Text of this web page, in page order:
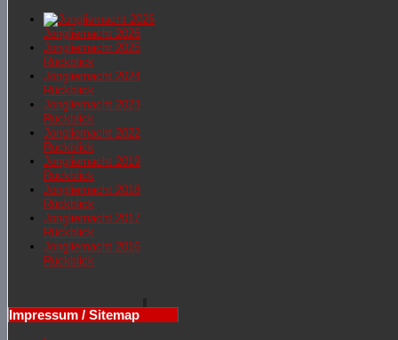
Jongliernacht 2026
Jongliernachr 2025
Rückblick
Jongliernacht 2024
Rückblick
Jongliernacht 2023
Rückblick
Jongliernacht 2022
Rückblick
Jongliernacht 2019
Rückblick
Jongliernacht 2018
Rückblick
Jongliernacht 2017
Rückblick
Jongliernacht 2016
Rückblick
Impressum / Sitemap